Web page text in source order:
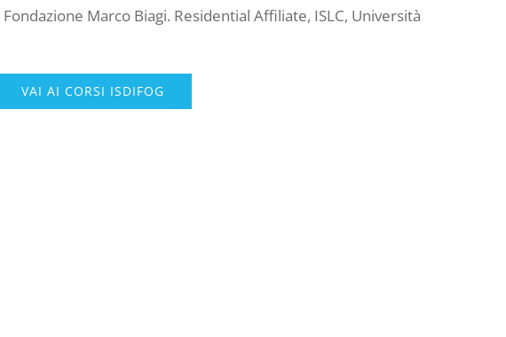
Marco Biagi. Residential Affiliate, ISLC, Università
VAI AI CORSI ISDIFOG